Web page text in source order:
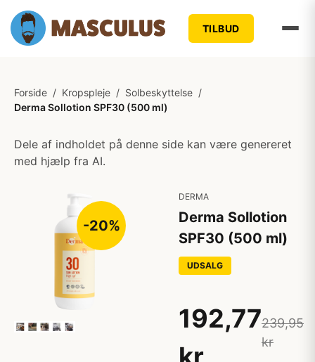
TILBUD
Forside / Kropspleje / Solbeskyttelse /
Derma Sollotion SPF30 (500 ml)
Dele af indholdet på denne side kan være genereret
med hjælp fra AI.
-20%
DERMA
Derma Sollotion
SPF30 (500 ml)
UDSALG
192,77239,95
kr